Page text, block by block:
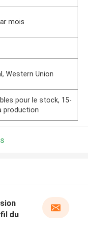
mois
Western Union
pour le stock, 15-
production
du